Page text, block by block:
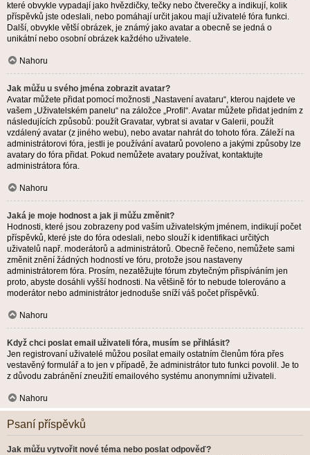
které obvykle vypadají jako hvězdičky, tečky nebo čtverečky a indikují, kolik
příspěvků jste odeslali, nebo pomáhají určit jakou mají uživatelé fóra funkci.
Další, obvykle větší obrázek, je známý jako avatar a obecně se jedná o
unikátní nebo osobní obrázek každého uživatele.
Nahoru
Jak můžu u svého jména zobrazit avatar?
Avatar můžete přidat pomocí možnosti „Nastavení avataru“, kterou najdete ve
vašem „Uživatelském panelu“ na záložce „Profil“. Avatar můžete přidat jedním z
následujících způsobů: použít Gravatar, vybrat si avatar v Galerii, použít
vzdálený avatar (z jiného webu), nebo avatar nahrát do tohoto fóra. Záleží na
administrátorovi fóra, jestli je používání avatarů povoleno a jakými způsoby lze
avatary do fóra přidat. Pokud nemůžete avatary používat, kontaktujte
administrátora fóra.
Nahoru
Jaká je moje hodnost a jak ji můžu změnit?
Hodnosti, které jsou zobrazeny pod vaším uživatelským jménem, indikují počet
příspěvků, které jste do fóra odeslali, nebo slouží k identifikaci určitých
uživatelů např. moderátorů a administrátorů. Obecně řečeno, nemůžete sami
změnit znění žádných hodností ve fóru, protože jsou nastaveny
administrátorem fóra. Prosím, nezatěžujte fórum zbytečným přispíváním jen
proto, abyste dosáhli vyšší hodnosti. Na většině fór to nebude tolerováno a
moderátor nebo administrátor jednoduše sníží váš počet příspěvků.
Nahoru
Když chci poslat email uživateli fóra, musím se přihlásit?
Jen registrovaní uživatelé můžou posílat emaily ostatním členům fóra přes
vestavěný formulář a to jen v případě, že administrátor tuto funkci povolil. Je to
z důvodu zabránění zneužití emailového systému anonymními uživateli.
Nahoru
Psaní příspěvků
Jak můžu vytvořit nové téma nebo poslat odpověď?